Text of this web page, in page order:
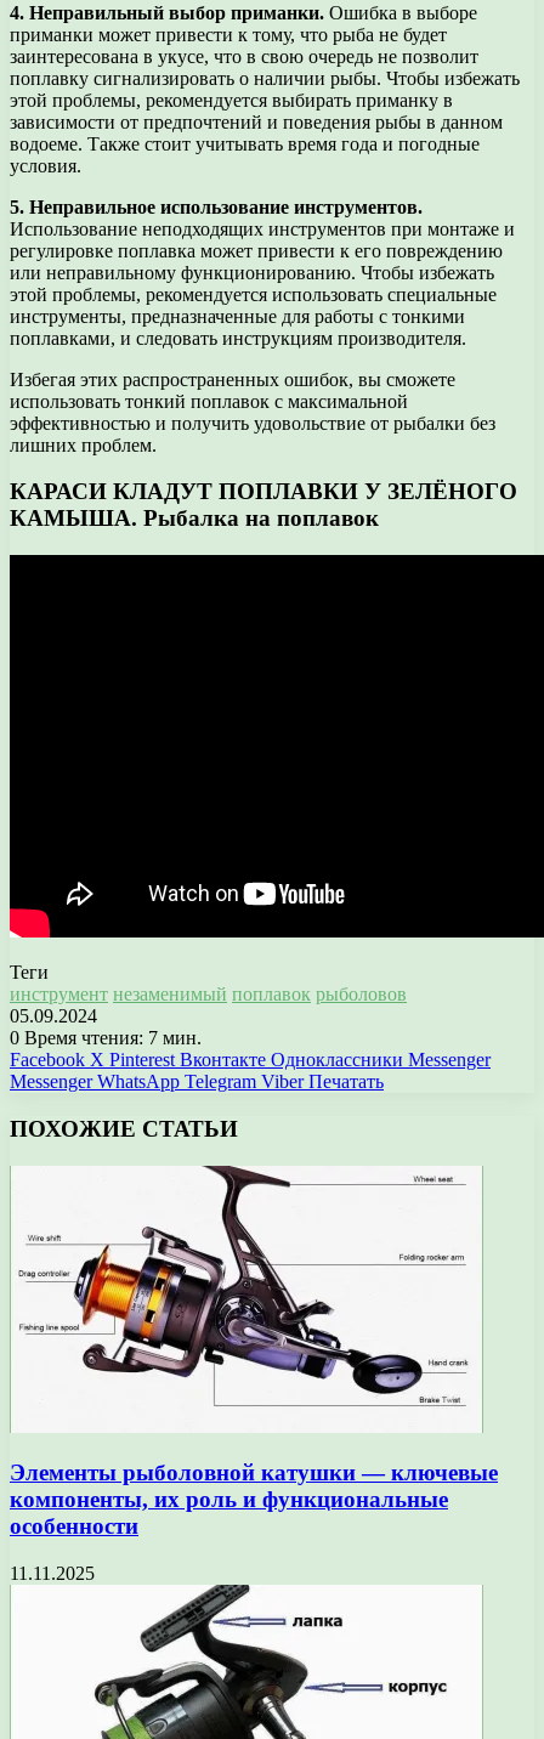
4. Неправильный выбор приманки. Ошибка в выборе
приманки может привести к тому, что рыба не будет
заинтересована в укусе, что в свою очередь не позволит
поплавку сигнализировать о наличии рыбы. Чтобы избежать
этой проблемы, рекомендуется выбирать приманку в
зависимости от предпочтений и поведения рыбы в данном
водоеме. Также стоит учитывать время года и погодные
условия.
5. Неправильное использование инструментов.
Использование неподходящих инструментов при монтаже и
регулировке поплавка может привести к его повреждению
или неправильному функционированию. Чтобы избежать
этой проблемы, рекомендуется использовать специальные
инструменты, предназначенные для работы с тонкими
поплавками, и следовать инструкциям производителя.
Избегая этих распространенных ошибок, вы сможете
использовать тонкий поплавок с максимальной
эффективностью и получить удовольствие от рыбалки без
лишних проблем.
КАРАСИ КЛАДУТ ПОПЛАВКИ У ЗЕЛЁНОГО
КАМЫША. Рыбалка на поплавок
Теги
инструмент незаменимый поплавок рыболовов
05.09.2024
0 Время чтения: 7 мин.
Facebook X Pinterest Вконтакте Одноклассники Messenger
Messenger WhatsApp Telegram Viber Печатать
ПОХОЖИЕ СТАТЬИ
Элементы рыболовной катушки — ключевые
компоненты, их роль и функциональные
особенности
11.11.2025